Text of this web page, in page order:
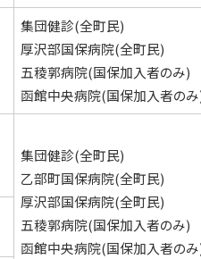
集団健診(全町民)
厚沢部国保病院(全町民)
五稜郭病院(国保加入者のみ)
函館中央病院(国保加入者の
集団健診(全町民)
乙部町国保病院(全町民)
厚沢部国保病院(全町民)
五稜郭病院(国保加入者のみ)
函館中央病院(国保加入者の